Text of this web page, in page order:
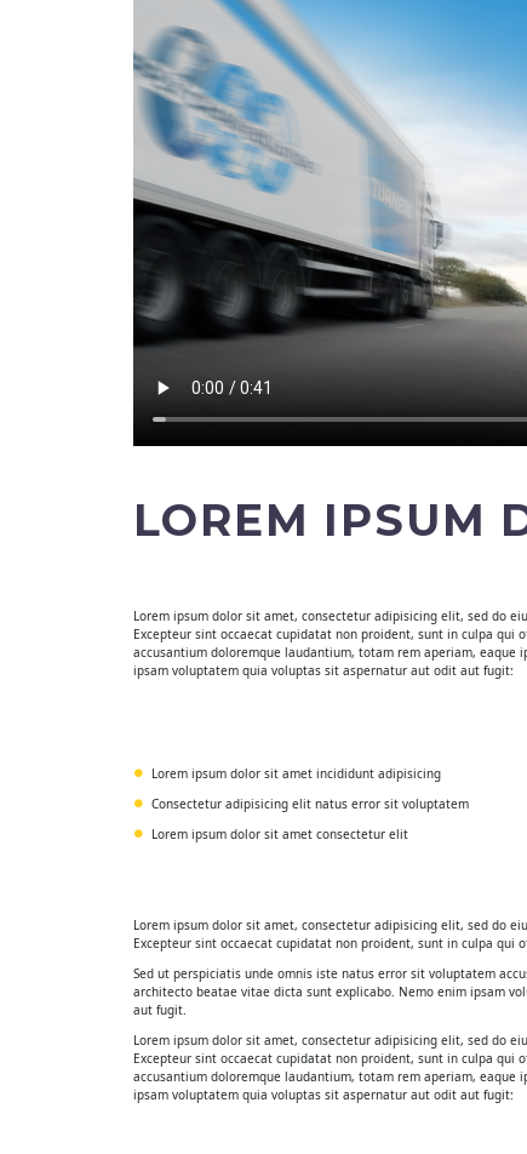
LOREM IPSUM
Lorem ipsum dolor sit amet, consectetur adipisicing elit, sed do
Excepteur sint occaecat cupidatat non proident, sunt in culpa
accusantium doloremque laudantium, totam rem aperiam,
ipsam voluptatem quia voluptas sit aspernatur aut odit aut fugit:
Lorem ipsum dolor sit amet incididunt adipisicing
Consectetur adipisicing elit natus error sit voluptatem
Lorem ipsum dolor sit amet consectetur elit
Lorem ipsum dolor sit amet, consectetur adipisicing elit, sed do
Excepteur sint occaecat cupidatat non proident, sunt in culpa qui
Sed ut perspiciatis unde omnis iste natus error sit voluptatem
architecto beatae vitae dicta sunt explicabo. Nemo enim ipsam
aut fugit.
Lorem ipsum dolor sit amet, consectetur adipisicing elit, sed do
Excepteur sint occaecat cupidatat non proident, sunt in culpa
accusantium doloremque laudantium, totam rem aperiam,
ipsam voluptatem quia voluptas sit aspernatur aut odit aut fugit: